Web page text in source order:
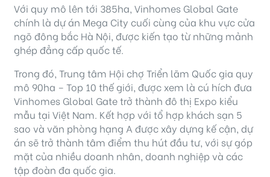
Với quy mô lên tới 385ha, Vinhomes Global Gate
chính là dự án Mega City cuối cùng của khu vực cửa
ngõ đông bắc Hà Nội, được kiến tạo từ những mảnh
ghép đẳng cấp quốc tế.
Trong đó, Trung tâm Hội chợ Triển lãm Quốc gia quy
mô 90ha – Top 10 thế giới, được xem là cú hích đưa
Vinhomes Global Gate trở thành đô thị Expo kiểu
mẫu tại Việt Nam. Kết hợp với tổ hợp khách sạn 5
sao và văn phòng hạng A được xây dựng kế cận, dự
án sẽ trở thành tâm điểm thu hút đầu tư, với sự góp
mặt của nhiều doanh nhân, doanh nghiệp và các
tập đoàn đa quốc gia.